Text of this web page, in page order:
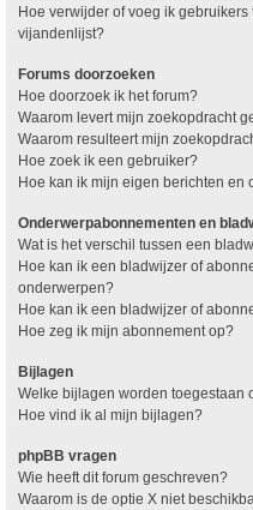
Hoe verwijder of voeg ik
vijandenlijst?
Forums doorzoeken
Hoe doorzoek ik het forum?
Waarom levert mijn zoekopdracht
Waarom resulteert mijn
Hoe zoek ik een gebruiker?
Hoe kan ik mijn eigen berichten en
Onderwerpabonnementen en
Wat is het verschil tussen een
Hoe kan ik een bladwijzer of
onderwerpen?
Hoe kan ik een bladwijzer of
Hoe zeg ik mijn abonnement op?
Bijlagen
Welke bijlagen worden toegestaan
Hoe vind ik al mijn bijlagen?
phpBB vragen
Wie heeft dit forum geschreven?
Waarom is de optie X niet